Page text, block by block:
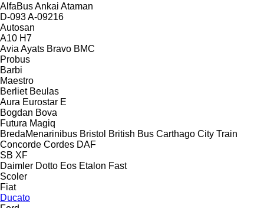
AlfaBusAnkai Ataman
D-093A-09216
Autosan
A10 H7
Avia Ayats Bravo BMC
Probus
Barbi
Maestro
Berliet Beulas
Aura Eurostar E
Bogdan Bova
Futura Magiq
BredaMenarinibus Bristol British Bus Carthago City Train
Concorde Cordes DAF
SB XF
Daimler Dotto Eos Etalon Fast
Scoler
Fiat
Ducato